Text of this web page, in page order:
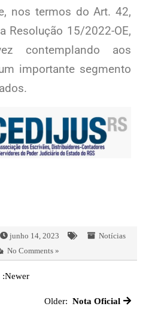
nos termos do Art. 42,
Resolução 15/2022-OE,
contemplando aos
importante segmento
junho 14, 2023
Notícias
No Comments »
:Newer
Older: Nota Oficial